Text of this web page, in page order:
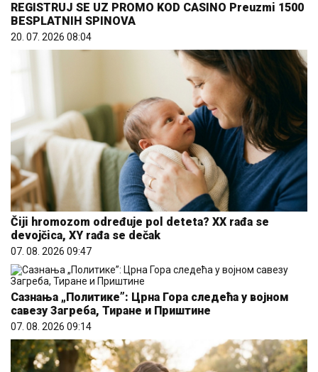
REGISTRUJ SE UZ PROMO KOD CASINO Preuzmi 1500
BESPLATNIH SPINOVA
20. 07. 2026 08:04
Čiji hromozom određuje pol deteta? XX rađa se
devojčica, XY rađa se dečak
07. 08. 2026 09:47
Сазнања „Политике”: Црна Гора следећа у војном
савезу Загреба, Тиране и Приштине
07. 08. 2026 09:14